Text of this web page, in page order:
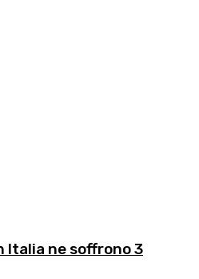
Italia ne soffrono 3